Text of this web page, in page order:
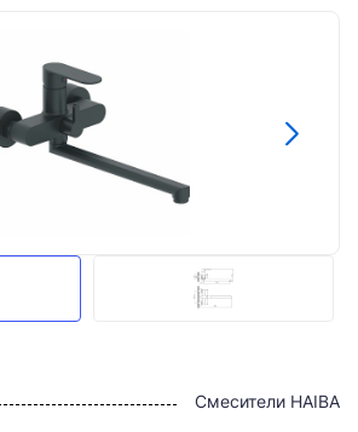
Смесители HAIBA